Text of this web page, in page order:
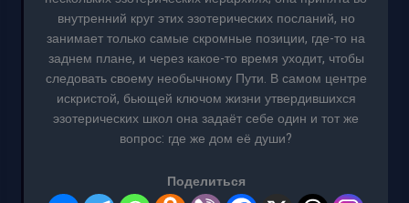
внутренний круг этих эзотерических посланий, но
занимает только самые скромные позиции, где-то на
заднем плане, и через какое-то время уходит, чтобы
следовать своему необычному Пути. В самом центре
искристой, бьющей ключом жизни утвердившихся
эзотерических школ она задаёт себе один и тот же
вопрос: где же дом её души?
Поделиться